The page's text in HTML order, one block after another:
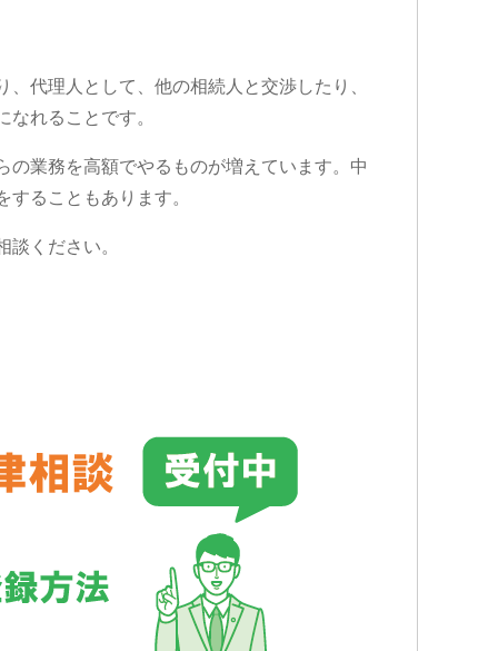
代理人として、他の相続人と交渉したり、
れることです。
業務を高額でやるものが増えています。中
ることもあります。
ください。